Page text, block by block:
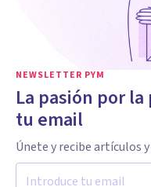
NEWSLETTER PYM
La pasión por
tu email
Únete y recibe artículos